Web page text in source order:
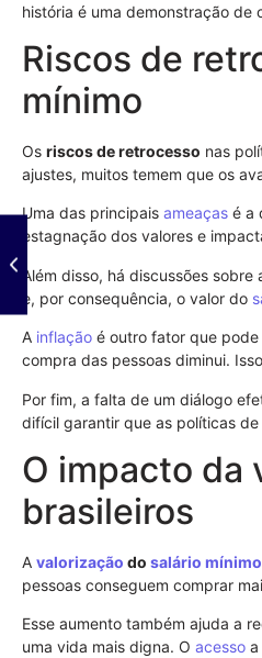
história é uma demonstração de
Riscos de
mínimo
Os riscos de retrocesso nas
ajustes, muitos temem que os
Uma das principais ameaças é a
estagnação dos valores e
Além disso, há discussões
e, por consequência, o valor do
A inflação é outro fator que
compra das pessoas diminui.
Por fim, a falta de um diálogo
difícil garantir que as políticas de
O impacto da
brasileiros
A valorização do salário mínimo
pessoas conseguem comprar
Esse aumento também ajuda a
uma vida mais digna. O acesso a